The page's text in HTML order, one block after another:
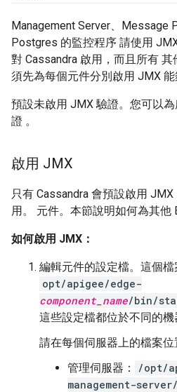
Management Server、Message
Postgres 的監控程序 請使用
對 Cassandra 啟用，而且所有
須先為每個元件分別啟用 JMX
預設未啟用 JMX 驗證。您可以
證 。
啟用 JMX
只有 Cassandra 會預設啟用
用。 元件。本節說明如何為其他
如何啟用 JMX：
編輯元件的設定檔。這個檔
opt/apigee/edge-
component_name/bin/
這些設定檔都位於不同的機
請在每個伺服器上的檔案位
管理伺服器：
/opt/
management-